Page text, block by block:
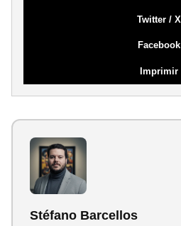
Twitter / X
Facebook
Imprimir
Stéfano Barcellos